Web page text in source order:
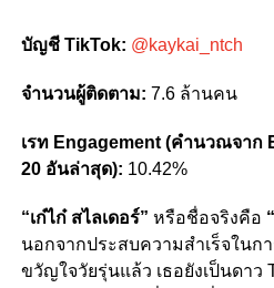
บัญชี TikTok: @kaykai_ntch
จำนวนผู้ติดตาม: 7.6 ล้านคน
เรท Engagement (คำนวณจาก
20 อันล่าสุด): 10.42%
“เก๋ไก๋ สไลเดอร์” หรือชื่อจริงคือ
นอกจากประสบความสำเร็จในก
ขวัญใจวัยรุ่นแล้ว เธอยังเป็นดาว